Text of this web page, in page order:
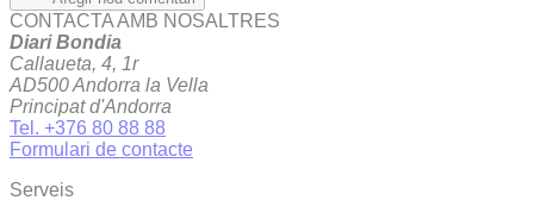
CONTACTA AMB NOSALTRES
Diari Bondia
Callaueta, 4, 1r
AD500 Andorra la Vella
Principat d'Andorra
Tel. +376 80 88 88
Formulari de contacte
Serveis